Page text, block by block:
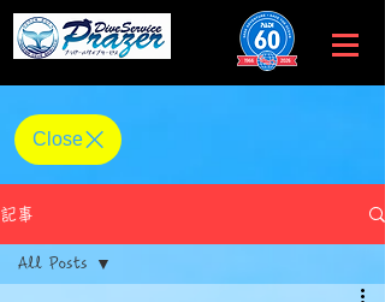
Close
記事
All Posts